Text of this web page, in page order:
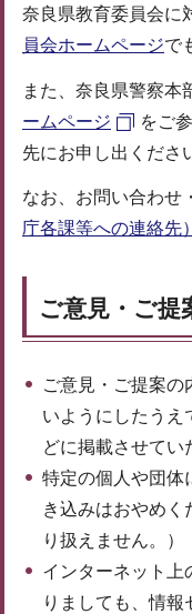
奈良県教育委員会に
員会ホームページで
また、奈良県警察本
ームページ
をご
先にお申し出くださ
なお、お問い合わせ
庁各課等への連絡先）
ご意見・ご提
ご意見・ご提案の
いようにしたうえ
どに掲載させてい
特定の個人や団体
き込みはおやめく
り扱えません。）
インターネット上
りましても、情報